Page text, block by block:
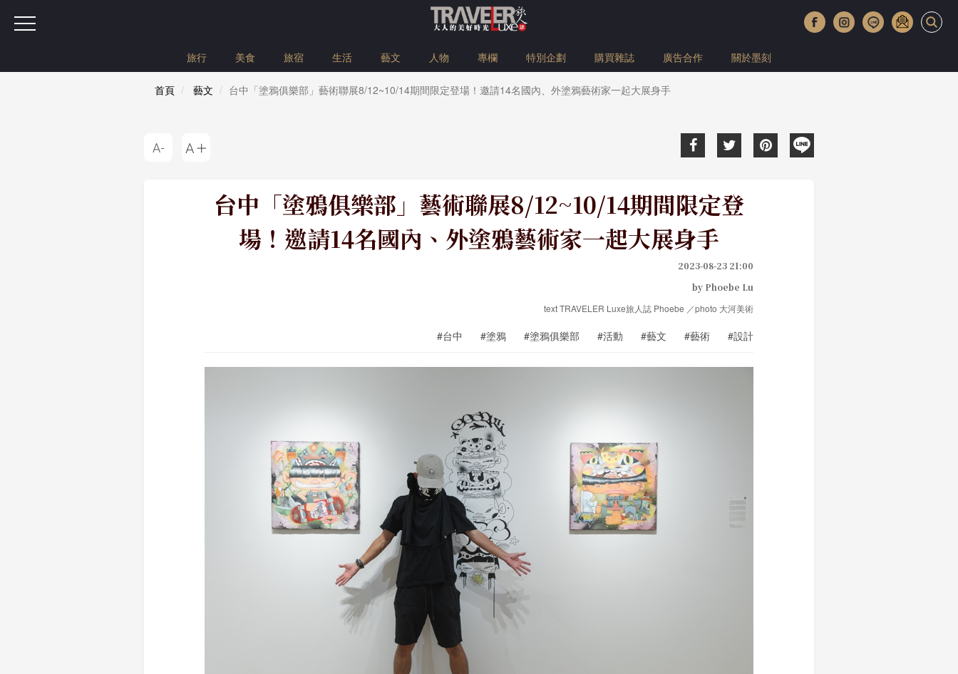
旅行 美食 旅宿 生活 藝文 人物 專欄 特別企劃 購買雜誌 廣告合作 關於墨刻
首頁 藝文 台中「塗鴉俱樂部」藝術聯展8/12~10/14期間限定登場！邀請14名國內、外塗鴉藝術家一起大展身手
台中「塗鴉俱樂部」藝術聯展8/12~10/14期間限定登
場！邀請14名國內、外塗鴉藝術家一起大展身手
2023-08-23 21:00
by Phoebe Lu
text TRAVELER Luxe旅人誌 Phoebe ／photo 大河美術
#台中 #塗鴉 #塗鴉俱樂部 #活動 #藝文 #藝術 #設計